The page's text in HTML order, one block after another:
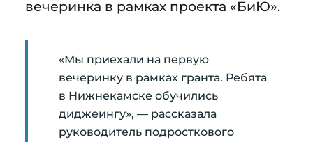
вечеринка в рамках проекта «БиЮ».
«Мы приехали на первую
вечеринку в рамках гранта. Ребята
в Нижнекамске обучились
диджеингу», — рассказала
руководитель подросткового